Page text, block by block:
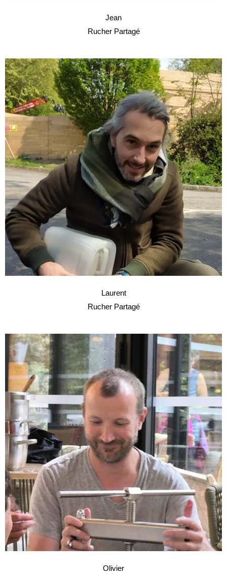
Jean
Rucher Partagé
Laurent
Rucher Partagé
Olivier